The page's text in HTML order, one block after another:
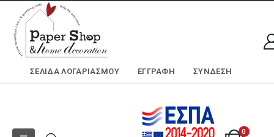
ΣΕΛΊΔΑ ΛΟΓΑΡΙΑΣΜΟΎ ΕΓΓΡΑΦΗ ΣΎΝΔΕΣΗ
0